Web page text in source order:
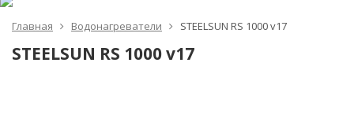
Главная Водонагреватели STEELSUN RS 1000 v17
STEELSUN RS 1000 v17